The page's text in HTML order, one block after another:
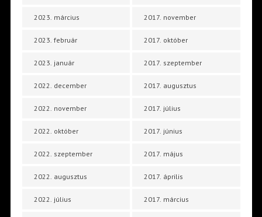
2023. március
2023. február
2023. január
2022. december
2022. november
2022. október
2022. szeptember
2022. augusztus
2022. július
2017. november
2017. október
2017. szeptember
2017. augusztus
2017. július
2017. június
2017. május
2017. április
2017. március